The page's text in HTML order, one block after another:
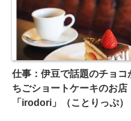
仕事：伊豆で話題のチョコ
ちごショートケーキのお店
「irodori」（ことりっぷ）